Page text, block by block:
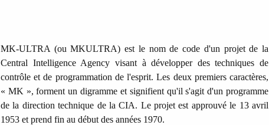
MK-ULTRA (ou MKULTRA) est le nom de code d'un projet de la
Central Intelligence Agency visant à développer des techniques de
contrôle et de programmation de l'esprit. Les deux premiers caractères,
« MK », forment un digramme et signifient qu'il s'agit d'un programme
de la direction technique de la CIA. Le projet est approuvé le 13 avril
1953 et prend fin au début des années 1970.